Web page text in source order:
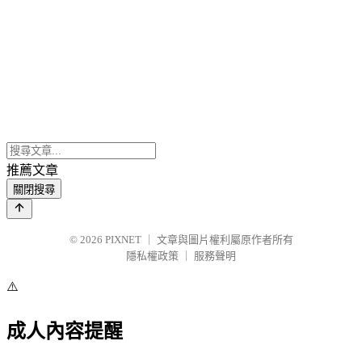
推薦文章
關閉搜尋
© 2026 PIXNET
文章與圖片權利屬原作者所有
隱私權政策
服務聲明
⚠️
成人內容提醒